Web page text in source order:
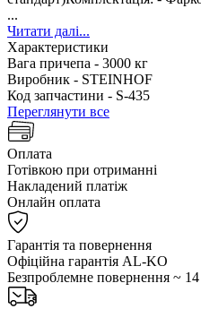
...
Читати далі...
Характеристики
Вага причепа - 3000 кг
Виробник - STEINHOF
Код запчастини - S-435
Переглянути все
Оплата
Готівкою при отриманні
Накладений платіж
Онлайн оплата
Гарантія та повернення
Офіційна гарантія AL-KO
Безпроблемне повернення ~ 14